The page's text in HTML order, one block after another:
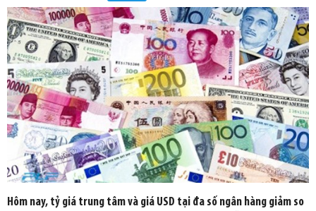
Hôm nay, tỷ giá trung tâm và giá USD tại đa số ngân hàng giảm so